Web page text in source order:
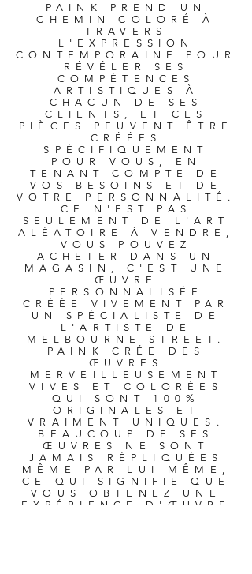
PAINK PREND UN
CHEMIN COLORÉ À
TRAVERS
L'EXPRESSION
CONTEMPORAINE POUR
RÉVÉLER SES
COMPÉTENCES
ARTISTIQUES À
CHACUN DE SES
CLIENTS, ET CES
PIÈCES PEUVENT ÊTRE
CRÉÉES
SPÉCIFIQUEMENT
POUR VOUS, EN
TENANT COMPTE DE
VOS BESOINS ET DE
VOTRE PERSONNALITÉ.
CE N'EST PAS
SEULEMENT DE L'ART
ALÉATOIRE À VENDRE,
VOUS POUVEZ
ACHETER DANS UN
MAGASIN, C'EST UNE
ŒUVRE
PERSONNALISÉE
CRÉÉE VIVEMENT PAR
UN SPÉCIALISTE DE
L'ARTISTE DE
MELBOURNE STREET.
PAINK CRÉE DES
ŒUVRES
MERVEILLEUSEMENT
VIVES ET COLORÉES
QUI SONT 100%
ORIGINALES ET
VRAIMENT UNIQUES.
BEAUCOUP DE SES
ŒUVRES NE SONT
JAMAIS RÉPLIQUÉES
MÊME PAR LUI-MÊME,
CE QUI SIGNIFIE QUE
VOUS OBTENEZ UNE
EXPÉRIENCE D'ŒUVRE